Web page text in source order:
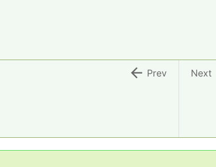
Next
 Prev